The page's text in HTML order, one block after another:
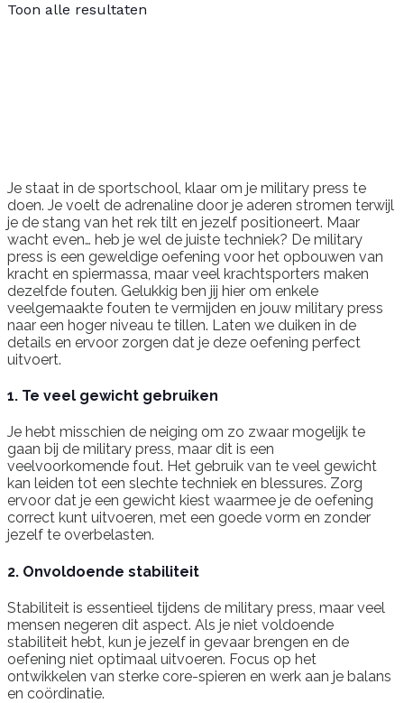
Toon alle resultaten
Je staat in de sportschool, klaar om je military press te
doen. Je voelt de adrenaline door je aderen stromen terwijl
je de stang van het rek tilt en jezelf positioneert. Maar
wacht even… heb je wel de juiste techniek? De military
press is een geweldige oefening voor het opbouwen van
kracht en spiermassa, maar veel krachtsporters maken
dezelfde fouten. Gelukkig ben jij hier om enkele
veelgemaakte fouten te vermijden en jouw military press
naar een hoger niveau te tillen. Laten we duiken in de
details en ervoor zorgen dat je deze oefening perfect
uitvoert.
1. Te veel gewicht gebruiken
Je hebt misschien de neiging om zo zwaar mogelijk te
gaan bij de military press, maar dit is een
veelvoorkomende fout. Het gebruik van te veel gewicht
kan leiden tot een slechte techniek en blessures. Zorg
ervoor dat je een gewicht kiest waarmee je de oefening
correct kunt uitvoeren, met een goede vorm en zonder
jezelf te overbelasten.
2. Onvoldoende stabiliteit
Stabiliteit is essentieel tijdens de military press, maar veel
mensen negeren dit aspect. Als je niet voldoende
stabiliteit hebt, kun je jezelf in gevaar brengen en de
oefening niet optimaal uitvoeren. Focus op het
ontwikkelen van sterke core-spieren en werk aan je balans
en coördinatie.